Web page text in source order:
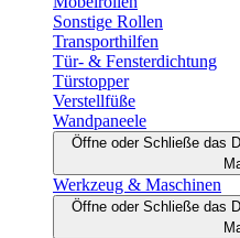
Sonstige Rollen
Transporthilfen
Tür- & Fensterdichtung
Türstopper
Verstellfüße
Wandpaneele
Öffne oder Schließe das
Werkzeug & Maschinen
Öffne oder Schließe das